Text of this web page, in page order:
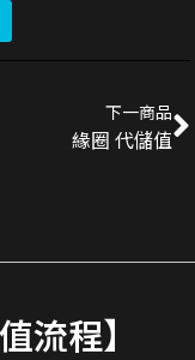
下一商品
緣圈 代儲值
流程】